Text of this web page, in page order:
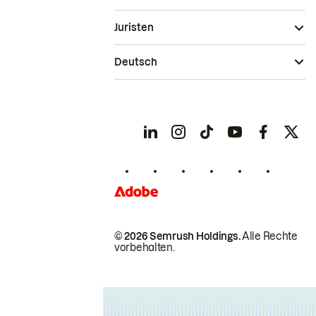
© 2026 Semrush Holdings.Alle Rechte
vorbehalten.
Juristen
Deutsch